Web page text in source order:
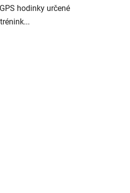
hodinky určené